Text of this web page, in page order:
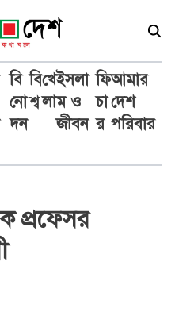
বি
নো
দন
বি
শ্ব
খে
লা
ইসলা
ম ও
জীবন
ফি
চা
র
আমার
দেশ
পরিবার
প্রফেসর